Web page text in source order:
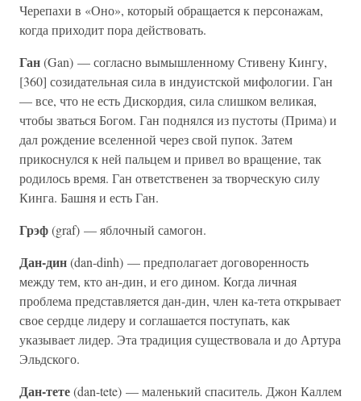
Черепахи в «Оно», который обращается к персонажам,
когда приходит пора действовать.
Ган(Gan) — согласно вымышленному Стивену Кингу,
[360] созидательная сила в индуистской мифологии. Ган
— все, что не есть Дискордия, сила слишком великая,
чтобы зваться Богом. Ган поднялся из пустоты (Прима) и
дал рождение вселенной через свой пупок. Затем
прикоснулся к ней пальцем и привел во вращение, так
родилось время. Ган ответственен за творческую силу
Кинга. Башня и есть Ган.
Грэф(graf) — яблочный самогон.
Дан-дин(dan-dinh) — предполагает договоренность
между тем, кто ан-дин, и его дином. Когда личная
проблема представляется дан-дин, член ка-тета открывает
свое сердце лидеру и соглашается поступать, как
указывает лидер. Эта традиция существовала и до Артура
Эльдского.
Дан-тете(dan-tete) — маленький спаситель. Джон Каллем